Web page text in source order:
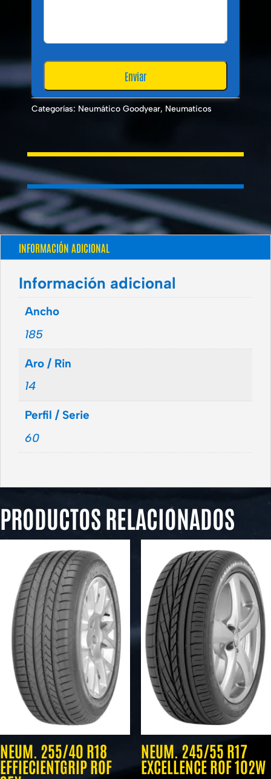
Categorías: Neumático Goodyear, Neumaticos
INFORMACIÓN ADICIONAL
Información adicional
Ancho
185
Aro / Rin
14
Perfil / Serie
60
PRODUCTOS RELACIONADOS
NEUM. 255/40 R18
EFFIECIENTGRIP ROF
NEUM. 245/55 R17
EXCELLENCE ROF 102W